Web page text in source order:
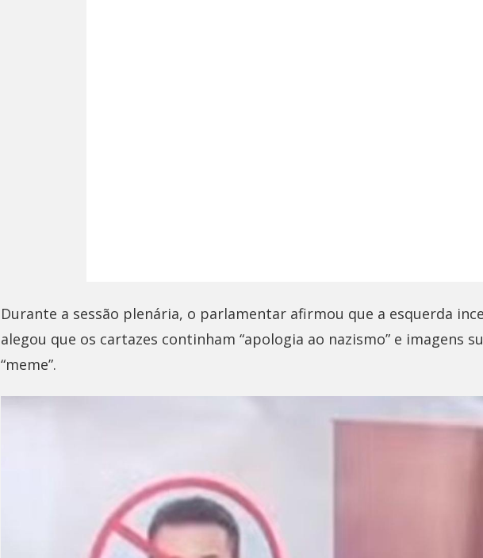
Durante a sessão plenária, o parlamentar afirmou que a esquerda
alegou que os cartazes continham “apologia ao nazismo” e imagens
“meme”.